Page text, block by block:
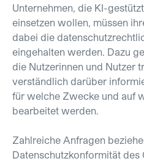
Unternehmen, die KI-
einsetzen wollen, müssen
dabei die
eingehalten werden. Dazu
die Nutzerinnen und Nutzer
verständlich darüber
für welche Zwecke und auf
bearbeitet werden.
Zahlreiche Anfragen
Datenschutzkonformität des